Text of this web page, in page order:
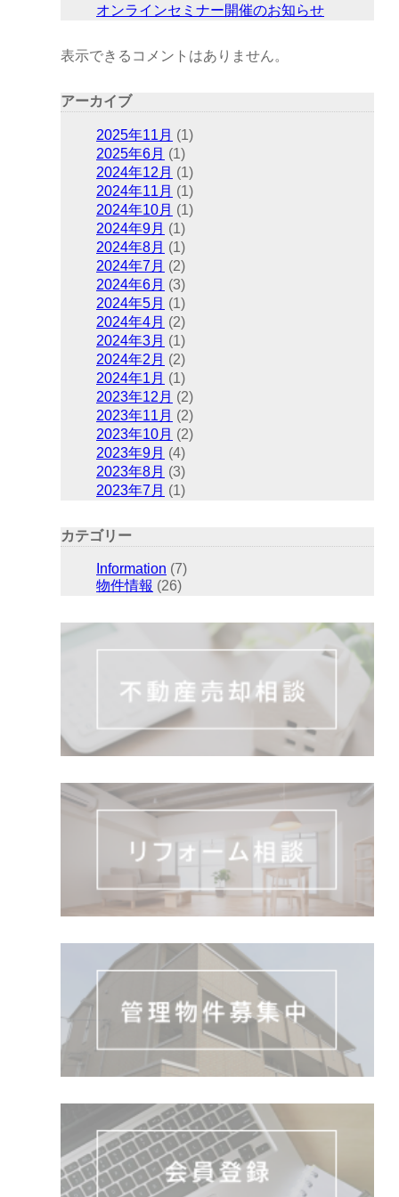
オンラインセミナー開催のお知らせ
表示できるコメントはありません。
アーカイブ
2025年11月 (1)
2025年6月 (1)
2024年12月 (1)
2024年11月 (1)
2024年10月 (1)
2024年9月 (1)
2024年8月 (1)
2024年7月 (2)
2024年6月 (3)
2024年5月 (1)
2024年4月 (2)
2024年3月 (1)
2024年2月 (2)
2024年1月 (1)
2023年12月 (2)
2023年11月 (2)
2023年10月 (2)
2023年9月 (4)
2023年8月 (3)
2023年7月 (1)
カテゴリー
Information (7)
物件情報 (26)